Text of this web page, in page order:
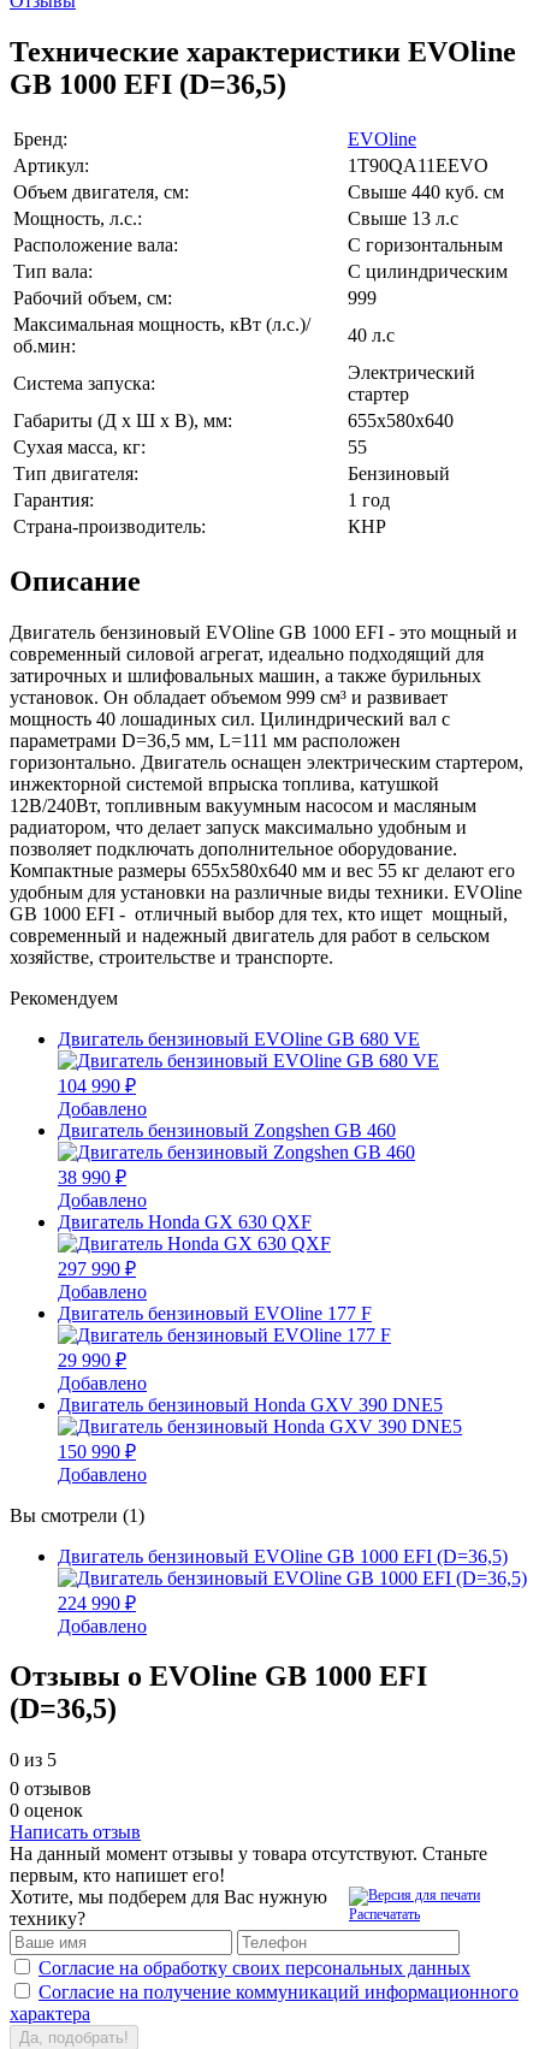
Технические характеристики EVOline
GB 1000 EFI (D=36,5)
Бренд:
EVOline
Артикул:
1T90QA11EEVO
Объем двигателя, см:
Свыше 440 куб. см
Мощность, л.с.:
Свыше 13 л.с
Расположение вала:
С горизонтальным
Тип вала:
С цилиндрическим
Рабочий объем, см:
999
Максимальная мощность, кВт (л.с.)/
об.мин:
40 л.с
Система запуска:
Электрический
стартер
Габариты (Д x Ш x В), мм:
655x580x640
Сухая масса, кг:
55
Тип двигателя:
Бензиновый
Гарантия:
1 год
Страна-производитель:
КНР
Описание
Двигатель бензиновый EVOline GB 1000 EFI - это мощный и
современный силовой агрегат, идеально подходящий для
затирочных и шлифовальных машин, а также бурильных
установок. Он обладает объемом 999 см³ и развивает
мощность 40 лошадиных сил. Цилиндрический вал с
параметрами D=36,5 мм, L=111 мм расположен
горизонтально. Двигатель оснащен электрическим стартером,
инжекторной системой впрыска топлива, катушкой
12В/240Вт, топливным вакуумным насосом и масляным
радиатором, что делает запуск максимально удобным и
позволяет подключать дополнительное оборудование.
Компактные размеры 655x580x640 мм и вес 55 кг делают его
удобным для установки на различные виды техники. EVOline
GB 1000 EFI - отличный выбор для тех, кто ищет мощный,
современный и надежный двигатель для работ в сельском
хозяйстве, строительстве и транспорте.
Рекомендуем
Двигатель бензиновый EVOline GB 680 VE
104 990 ₽
Добавлено
Двигатель бензиновый Zongshen GB 460
38 990 ₽
Добавлено
Двигатель Honda GX 630 QXF
297 990 ₽
Добавлено
Двигатель бензиновый EVOline 177 F
29 990 ₽
Добавлено
Двигатель бензиновый Honda GXV 390 DNE5
150 990 ₽
Добавлено
Вы смотрели (1)
Двигатель бензиновый EVOline GB 1000 EFI (D=36,5)
224 990 ₽
Добавлено
Отзывы о EVOline GB 1000 EFI
(D=36,5)
0 из 5
0 отзывов
0 оценок
Написать отзыв
На данный момент отзывы у товара отсутствуют. Станьте
первым, кто напишет его!
Распечатать
Хотите, мы подберем для Вас нужную
технику?
Согласие на обработку своих персональных данных
Согласие на получение коммуникаций информационного
характера
Да, подобрать!